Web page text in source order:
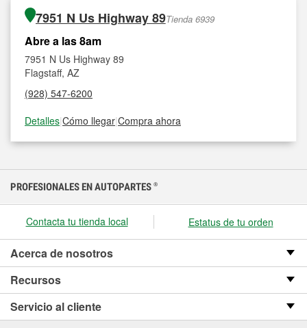
7951 N Us Highway 89Tienda 6939
Abre a las 8am
7951 N Us Highway 89
Flagstaff, AZ
(928) 547-6200
Detalles|Cómo llegar|Compra ahora
PROFESIONALES EN AUTOPARTES ®
Contacta tu tienda local Estatus de tu orden
Acerca de nosotros
Recursos
Servicio al cliente